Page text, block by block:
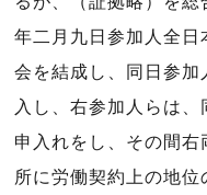
年二月九日参加人全
会を結成し、同日参
入し、右参加人らは
申入れをし、その間右
所に労働契約上の地